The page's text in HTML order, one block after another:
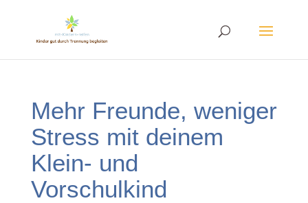
Mehr Freunde, weniger
Stress mit deinem
Klein- und
Vorschulkind